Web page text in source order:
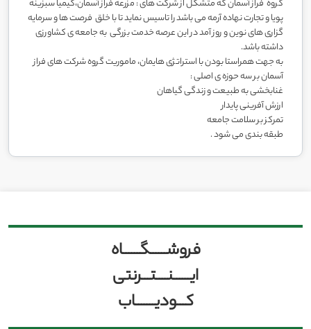
گروه فراز آسمان که متشکل از شرکت های : مزرعه فراز آسمان،کیمیا سبزینه
پویا و تجارت نهاده آرمه می باشد را تاسیس نماید تا با خلق فرصت ها و سرمایه
گزاری های نوین و روز آمد در این عرصه خدمت بزرگی به جامعه ی کشاورزی
داشته باشد.
به جهت همراستا بودن با استراتژی هایمان، ماموریت گروه شرکت های فراز
آسمان بر سه حوزه ی اصلی :
غنابخشی به طبیعت و زندگی گیاهان
ارزش آفرینی پایدار
تمرکز بر سلامت جامعه
طبقه بندی می شود .
فروشــــــگــــــاه
ایــــــنــــتـــرنتی
کـــودیـــــــاب